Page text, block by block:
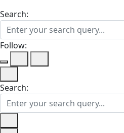
Search:
Follow:
Search: